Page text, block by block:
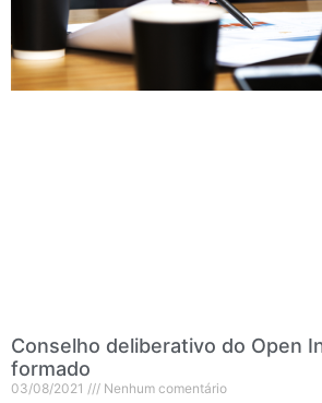
Conselho deliberativo do Open
formado
03/08/2021 Nenhum comentário